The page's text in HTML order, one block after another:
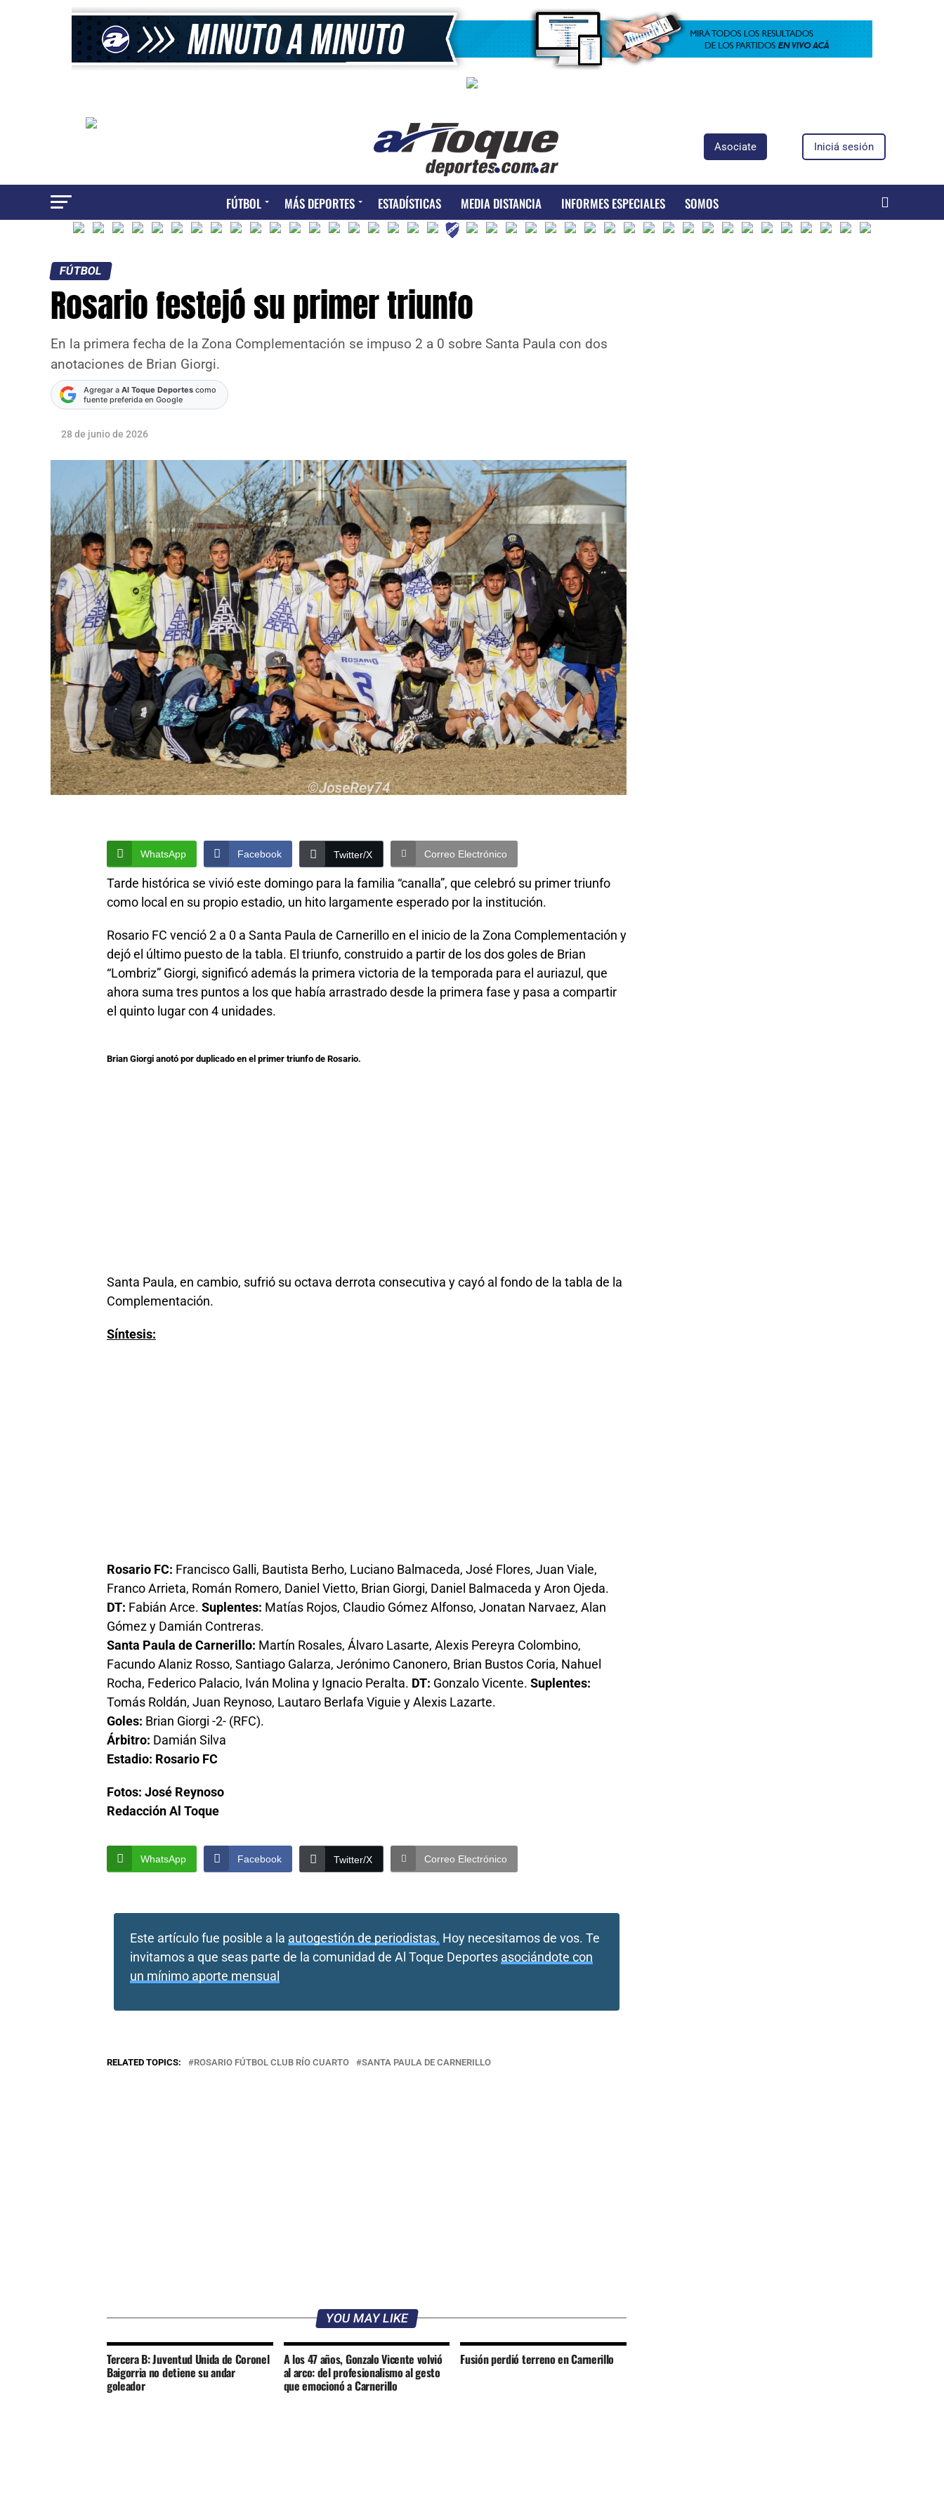
Asociate Iniciá sesión
FÚTBOL MÁS DEPORTES ESTADÍSTICAS MEDIA DISTANCIA INFORMES ESPECIALES SOMOS
FÚTBOL
Rosario festejó su primer triunfo
En la primera fecha de la Zona Complementación se impuso 2 a 0 sobre Santa Paula con dos
anotaciones de Brian Giorgi.
Agregar a Al Toque Deportes como
fuente preferida en Google
28 de junio de 2026
WhatsApp Facebook Twitter/X Correo Electrónico
Tarde histórica se vivió este domingo para la familia “canalla”, que celebró su primer triunfo
como local en su propio estadio, un hito largamente esperado por la institución.
Rosario FC venció 2 a 0 a Santa Paula de Carnerillo en el inicio de la Zona Complementación y
dejó el último puesto de la tabla. El triunfo, construido a partir de los dos goles de Brian
“Lombriz” Giorgi, significó además la primera victoria de la temporada para el auriazul, que
ahora suma tres puntos a los que había arrastrado desde la primera fase y pasa a compartir
el quinto lugar con 4 unidades.
Brian Giorgi anotó por duplicado en el primer triunfo de Rosario.
Santa Paula, en cambio, sufrió su octava derrota consecutiva y cayó al fondo de la tabla de la
Complementación.
Síntesis:
Rosario FC: Francisco Galli, Bautista Berho, Luciano Balmaceda, José Flores, Juan Viale,
Franco Arrieta, Román Romero, Daniel Vietto, Brian Giorgi, Daniel Balmaceda y Aron Ojeda.
DT: Fabián Arce. Suplentes: Matías Rojos, Claudio Gómez Alfonso, Jonatan Narvaez, Alan
Gómez y Damián Contreras.
Santa Paula de Carnerillo: Martín Rosales, Álvaro Lasarte, Alexis Pereyra Colombino,
Facundo Alaniz Rosso, Santiago Galarza, Jerónimo Canonero, Brian Bustos Coria, Nahuel
Rocha, Federico Palacio, Iván Molina y Ignacio Peralta. DT: Gonzalo Vicente. Suplentes:
Tomás Roldán, Juan Reynoso, Lautaro Berlafa Viguie y Alexis Lazarte.
Goles: Brian Giorgi -2- (RFC).
Árbitro: Damián Silva
Estadio: Rosario FC
Fotos: José Reynoso
Redacción Al Toque
WhatsApp Facebook Twitter/X Correo Electrónico
Este artículo fue posible a la autogestión de periodistas. Hoy necesitamos de vos. Te
invitamos a que seas parte de la comunidad de Al Toque Deportes asociándote con
un mínimo aporte mensual
RELATED TOPICS: ROSARIO FÚTBOL CLUB RÍO CUARTO SANTA PAULA DE CARNERILLO
YOU MAY LIKE
Tercera B: Juventud Unida de Coronel
Baigorria no detiene su andar
goleador
A los 47 años, Gonzalo Vicente volvió
al arco: del profesionalismo al gesto
que emocionó a Carnerillo
Fusión perdió terreno en Carnerillo